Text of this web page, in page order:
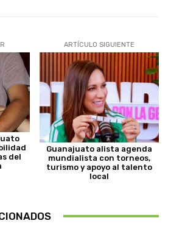
del
ARTÍCULO SIGUIENTE
Guanajuato alista agenda
mundialista con torneos,
turismo y apoyo al talento
local